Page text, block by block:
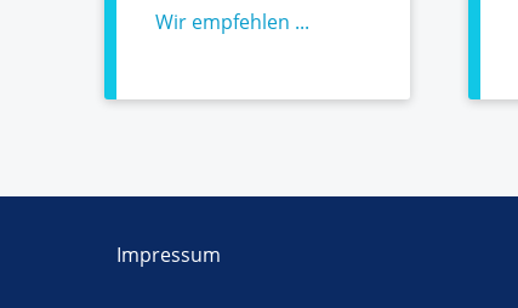
Wir empfehlen ...
Impressum